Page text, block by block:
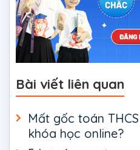
Bài viết liên quan
Mất gốc toán
khóa học online?